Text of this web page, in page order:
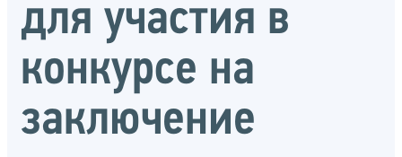
для участия в
конкурсе на
заключение